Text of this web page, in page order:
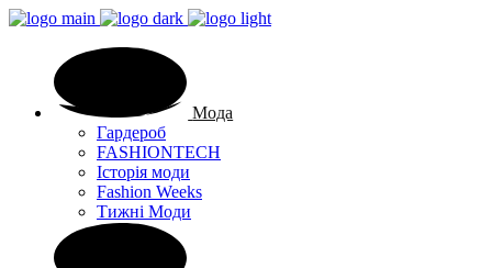
Мода
Гардероб
FASHIONTECH
Історія моди
Fashion Weeks
Тижні Моди